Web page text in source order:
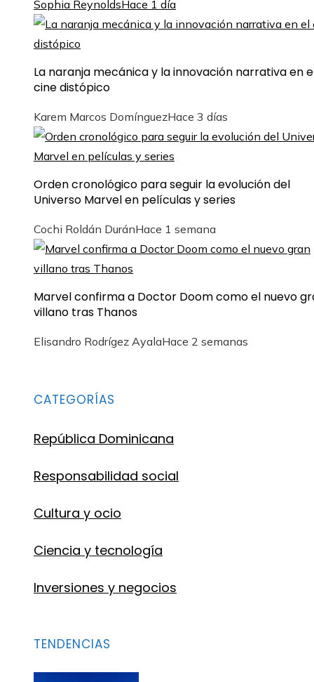
Sophia ReynoldsHace 1 día
La naranja mecánica y la innovación narrativa en
cine distópico
Karem Marcos DomínguezHace 3 días
Orden cronológico para seguir la evolución del
Universo Marvel en películas y series
Cochi Roldán DuránHace 1 semana
Marvel confirma a Doctor Doom como el nuevo
villano tras Thanos
Elisandro Rodrígez AyalaHace 2 semanas
CATEGORÍAS
República Dominicana
Responsabilidad social
Cultura y ocio
Ciencia y tecnología
Inversiones y negocios
TENDENCIAS